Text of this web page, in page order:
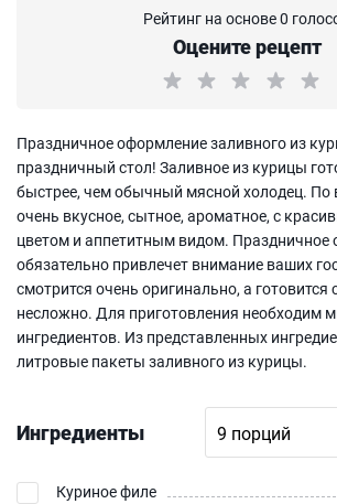
Рейтинг на основе 0
Оцените рецепт
Праздничное оформление заливного из
праздничный стол! Заливное из курицы
быстрее, чем обычный мясной холодец. По
очень вкусное, сытное, ароматное, с
цветом и аппетитным видом.
обязательно привлечет внимание ваших
смотрится очень оригинально, а готовится
несложно. Для приготовления необходим
ингредиентов. Из представленных
литровые пакеты заливного из курицы.
Ингредиенты
Куриное филе